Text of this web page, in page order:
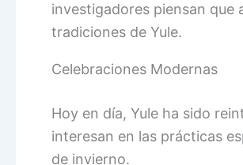
investigadores piensan que
tradiciones de Yule.
Celebraciones Modernas
Hoy en día, Yule ha sido
interesan en las prácticas
de invierno.